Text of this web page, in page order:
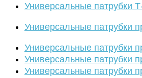
Универсальные патрубки
Универсальные патрубки
Универсальные патрубки
Универсальные патрубки
Универсальные патрубки